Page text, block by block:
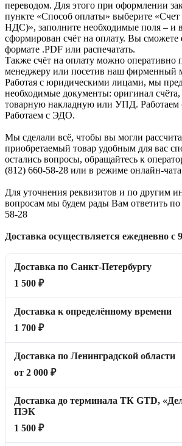
переводом. Для этого при оформлении
пункте «Способ оплаты» выберите
НДС)», заполните необходимые поля – и
сформирован счёт на оплату. Вы сможете
формате .PDF или распечатать.
Также счёт на оплату можно оперативно
менеджеру или посетив наш фирменный
Работая с юридическими лицами, мы
необходимые документы: оригинал счёта,
товарную накладную или УПД.
Работаем с ЭДО.
Мы сделали всё, чтобы вы могли
приобретаемый товар удобным для вас
остались вопросы, обращайтесь к
(812) 660-58-28 или в режиме онлайн-
Для уточнения реквизитов и по другим
вопросам мы будем рады Вам ответить
58-28
Доставка осуществляется ежедневно с
Доставка по Санкт-Петербургу
1 500 ₽
Доставка к определённому времени
1 700 ₽
Доставка по Ленинградской области
от 2 000 ₽
Доставка до терминала ТК GTD,
ПЭК
1 500 ₽